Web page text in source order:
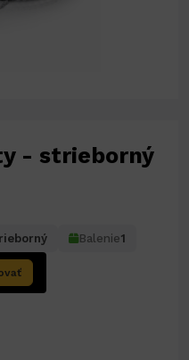
- strieborný
Balenie1